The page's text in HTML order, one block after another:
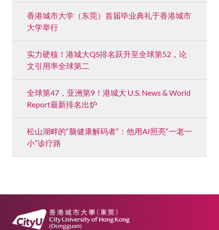
香港城市大学（东莞）首届毕业典礼于香港城市
大学举行
实力硬核！港城大QS排名跃升至全球第52，论
文引用率全球第二
全球第47，亚洲第9！港城大 U.S. News & World
Report最新排名出炉
松山湖畔的“脑健康解码者”：他用AI照亮“一老一
小”诊疗路